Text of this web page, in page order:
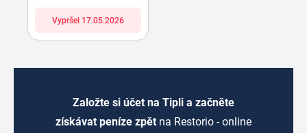
Vypršel 17.05.2026
Založte si účet na Tipli a začněte
získávat peníze zpět na Restorio - online